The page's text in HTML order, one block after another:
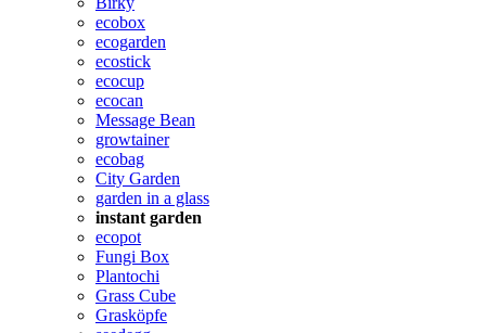
ecobox
ecogarden
ecostick
ecocup
ecocan
Message Bean
growtainer
ecobag
City Garden
garden in a glass
instant garden
ecopot
Fungi Box
Plantochi
Grass Cube
Grasköpfe